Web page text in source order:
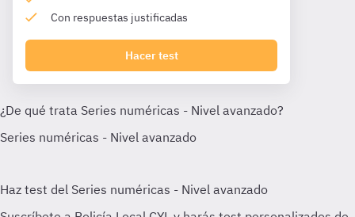
Con respuestas justificadas
Hacer test